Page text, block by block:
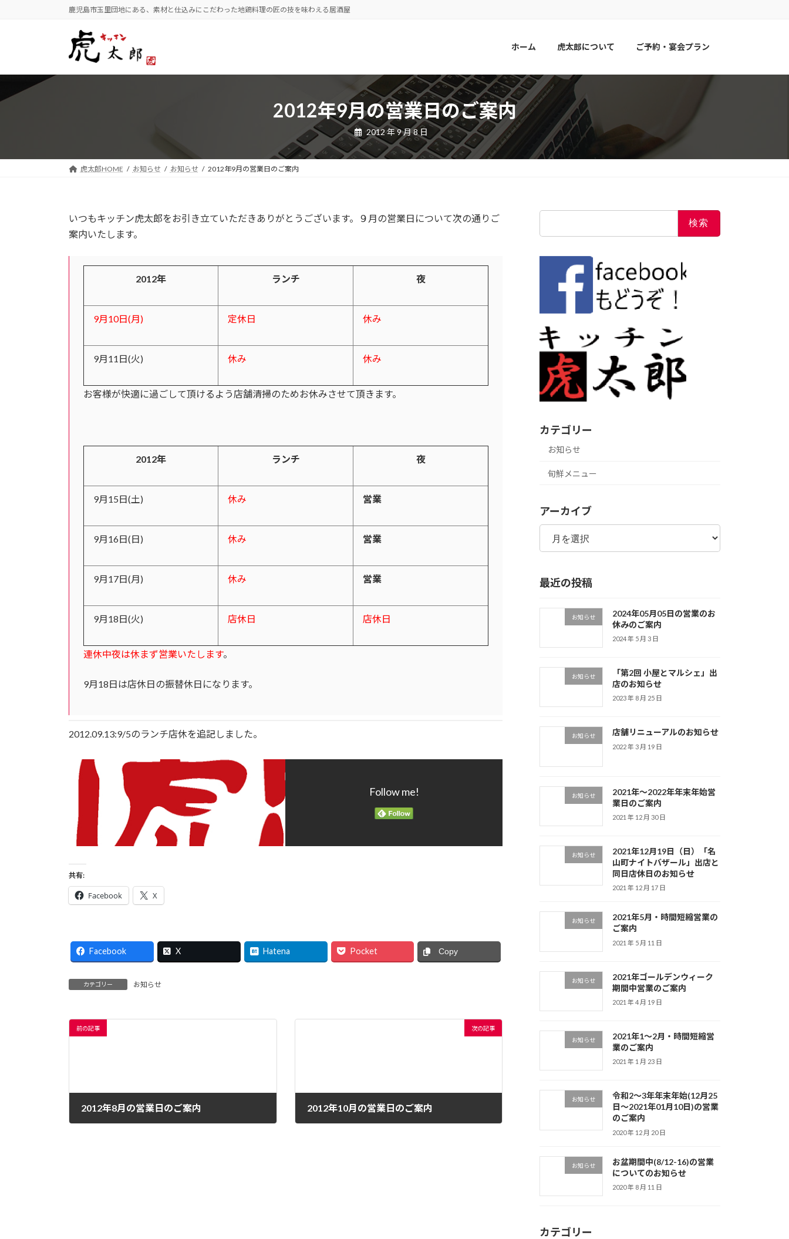
へ
キ
ョ
に
鹿児島市玉里団地にある、素材と仕込みにこだわった地鶏料理の匠の技を味わえる居酒屋
ホーム 虎太郎について ご予約・宴会プラン
2012年9月の営業日のご案内
2012 年 9 月 8 日
虎太郎HOME お知らせ お知らせ 2012年9月の営業日のご案内
いつもキッチン虎太郎をお引き立ていただきありがとうございます。９月の営業日について次の通りご
案内いたします。
2012年 ランチ 夜
9月10日(月) 定休日 休み
9月11日(火) 休み 休み
お客様が快適に過ごして頂けるよう店舗清掃のためお休みさせて頂きます。
2012年 ランチ 夜
9月15日(土) 休み 営業
9月16日(日) 休み 営業
9月17日(月) 休み 営業
9月18日(火) 店休日 店休日
連休中夜は休まず営業いたします。
9月18日は店休日の振替休日になります。
2012.09.13:9/5のランチ店休を追記しました。
Follow me!
共有:
Facebook X
Facebook X Hatena Pocket Copy
カテゴリー お知らせ
前の記事
2012年8月の営業日のご案内
次の記事
2012年10月の営業日のご案内
カテゴリー
お知らせ
旬鮮メニュー
アーカイブ
ア
カ
ブ
最近の投稿
お知らせ
2024年05月05日の営業のお
休みのご案内
2024 年 5 月 3 日
お知らせ
「第2回 小屋とマルシェ」出
店のお知らせ
2023 年 8 月 25 日
お知らせ 店舗リニューアルのお知らせ
2022 年 3 月 19 日
お知らせ
2021年～2022年年末年始営
業日のご案内
2021 年 12 月 30 日
お知らせ
2021年12月19日（日）「名
山町ナイトバザール」出店と
同日店休日のお知らせ
2021 年 12 月 17 日
お知らせ
2021年5月・時間短縮営業の
ご案内
2021 年 5 月 11 日
お知らせ
2021年ゴールデンウィーク
期間中営業のご案内
2021 年 4 月 19 日
お知らせ
2021年1〜2月・時間短縮営
業のご案内
2021 年 1 月 23 日
お知らせ
令和2〜3年年末年始(12月25
日〜2021年01月10日)の営業
のご案内
2020 年 12 月 20 日
お知らせ
お盆期間中(8/12-16)の営業
についてのお知らせ
2020 年 8 月 11 日
カテゴリー